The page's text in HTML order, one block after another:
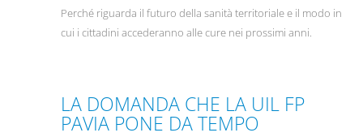
Perché riguarda il futuro della sanità territoriale e il modo in
cui i cittadini accederanno alle cure nei prossimi anni.
LA DOMANDA CHE LA UIL FP
PAVIA PONE DA TEMPO